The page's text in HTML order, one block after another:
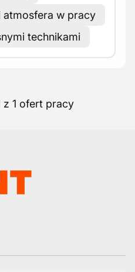
atmosfera w pracy
technikami
z 1 ofert pracy